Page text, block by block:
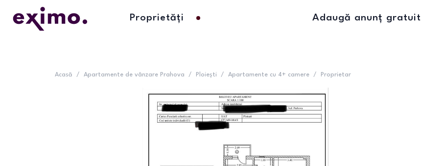
Proprietăți Adaugă anunț gratuit
Acasă / Apartamente de vânzare Prahova / Ploiești / Apartamente cu 4+ camere / Proprietar